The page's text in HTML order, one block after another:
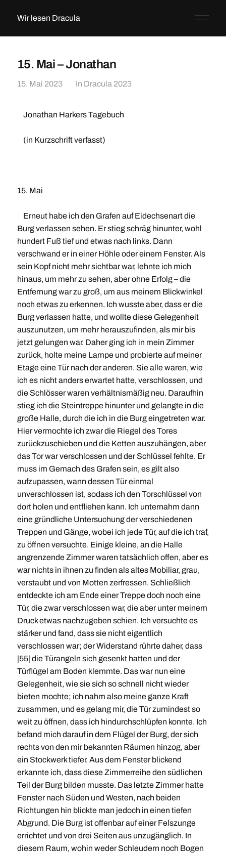
Wir lesen Dracula
15. Mai – Jonathan
15. Mai 2023 In Dracula 2023
Jonathan Harkers Tagebuch
(in Kurzschrift verfasst)
15. Mai
Erneut habe ich den Grafen auf Eidechsenart die
Burg verlassen sehen. Er stieg schräg hinunter, wohl
hundert Fuß tief und etwas nach links. Dann
verschwand er in einer Höhle oder einem Fenster. Als
sein Kopf nicht mehr sichtbar war, lehnte ich mich
hinaus, um mehr zu sehen, aber ohne Erfolg – die
Entfernung war zu groß, um aus meinem Blickwinkel
noch etwas zu erkennen. Ich wusste aber, dass er die
Burg verlassen hatte, und wollte diese Gelegenheit
auszunutzen, um mehr herauszufinden, als mir bis
jetzt gelungen war. Daher ging ich in mein Zimmer
zurück, holte meine Lampe und probierte auf meiner
Etage eine Tür nach der anderen. Sie alle waren, wie
ich es nicht anders erwartet hatte, verschlossen, und
die Schlösser waren verhältnismäßig neu. Daraufhin
stieg ich die Steintreppe hinunter und gelangte in die
große Halle, durch die ich in die Burg eingetreten war.
Hier vermochte ich zwar die Riegel des Tores
zurückzuschieben und die Ketten auszuhängen, aber
das Tor war verschlossen und der Schlüssel fehlte. Er
muss im Gemach des Grafen sein, es gilt also
aufzupassen, wann dessen Tür einmal
unverschlossen ist, sodass ich den Torschlüssel von
dort holen und entfliehen kann. Ich unternahm dann
eine gründliche Untersuchung der verschiedenen
Treppen und Gänge, wobei ich jede Tür, auf die ich traf,
zu öffnen versuchte. Einige kleine, an die Halle
angrenzende Zimmer waren tatsächlich offen, aber es
war nichts in ihnen zu finden als altes Mobiliar, grau,
verstaubt und von Motten zerfressen. Schließlich
entdeckte ich am Ende einer Treppe doch noch eine
Tür, die zwar verschlossen war, die aber unter meinem
Druck etwas nachzugeben schien. Ich versuchte es
stärker und fand, dass sie nicht eigentlich
verschlossen war; der Widerstand rührte daher, dass
|55| die Türangeln sich gesenkt hatten und der
Türflügel am Boden klemmte. Das war nun eine
Gelegenheit, wie sie sich so schnell nicht wieder
bieten mochte; ich nahm also meine ganze Kraft
zusammen, und es gelang mir, die Tür zumindest so
weit zu öffnen, dass ich hindurchschlüpfen konnte. Ich
befand mich darauf in dem Flügel der Burg, der sich
rechts von den mir bekannten Räumen hinzog, aber
ein Stockwerk tiefer. Aus dem Fenster blickend
erkannte ich, dass diese Zimmerreihe den südlichen
Teil der Burg bilden musste. Das letzte Zimmer hatte
Fenster nach Süden und Westen, nach beiden
Richtungen hin blickte man jedoch in einen tiefen
Abgrund. Die Burg ist offenbar auf einer Felszunge
errichtet und von drei Seiten aus unzugänglich. In
diesem Raum, wohin weder Schleudern noch Bogen